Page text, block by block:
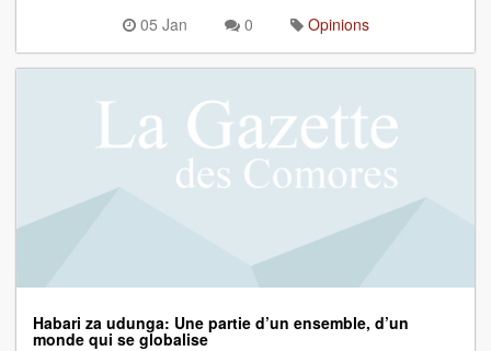
05 Jan 0 Opinions
Habari za udunga: Une partie d’un ensemble, d’un
monde qui se globalise